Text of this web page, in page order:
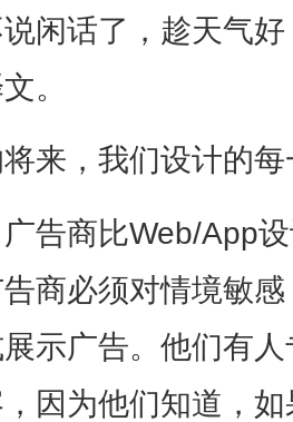
闲话了，趁天气
。
来，我们设计的
告商比Web/App
商必须对情境敏
示广告。他们有
因为他们知道，